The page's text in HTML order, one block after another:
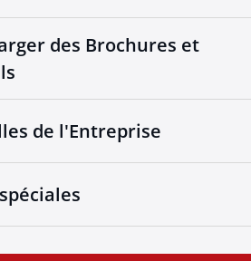
des Brochures et
de l'Entreprise